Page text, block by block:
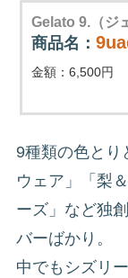
Gelato 9.（ジ
商品名：
金額：6,500円
9種類の色とり
ウェア」「梨
ーズ」など独
バーばかり。
中でもシズリ